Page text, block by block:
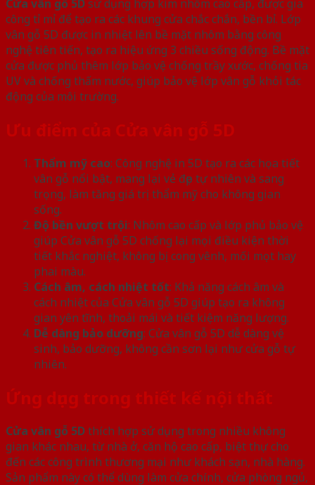
Cửa vân gỗ 5Dsử dụng hợp kim nhôm cao cấp, được gia
công tỉ mỉ để tạo ra các khung cửa chắc chắn, bền bỉ. Lớp
vân gỗ 5D được in nhiệt lên bề mặt nhôm bằng công
nghệ tiên tiến, tạo ra hiệu ứng 3 chiều sống động. Bề mặt
cửa được phủ thêm lớp bảo vệ chống trầy xước, chống tia
UV và chống thấm nước, giúp bảo vệ lớp vân gỗ khỏi tác
động của môi trường.
Ưu điểm của Cửa vân gỗ 5D
Thẩm mỹ cao: Công nghệ in 5D tạo ra các họa tiết
vân gỗ nổi bật, mang lại vẻ đẹp tự nhiên và sang
trọng, làm tăng giá trị thẩm mỹ cho không gian
sống.
Độ bền vượt trội: Nhôm cao cấp và lớp phủ bảo vệ
giúp Cửa vân gỗ 5D chống lại mọi điều kiện thời
tiết khắc nghiệt, không bị cong vênh, mối mọt hay
phai màu.
Cách âm, cách nhiệt tốt: Khả năng cách âm và
cách nhiệt của Cửa vân gỗ 5D giúp tạo ra không
gian yên tĩnh, thoải mái và tiết kiệm năng lượng.
Dễ dàng bảo dưỡng: Cửa vân gỗ 5D dễ dàng vệ
sinh, bảo dưỡng, không cần sơn lại như cửa gỗ tự
nhiên.
Ứng dụng trong thiết kế nội thất
Cửa vân gỗ 5Dthích hợp sử dụng trong nhiều không
gian khác nhau, từ nhà ở, căn hộ cao cấp, biệt thự cho
đến các công trình thương mại như khách sạn, nhà hàng.
Sản phẩm này có thể dùng làm cửa chính, cửa phòng ngủ,